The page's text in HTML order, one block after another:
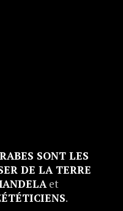
SONT LES
DE LA TERRE
et
.